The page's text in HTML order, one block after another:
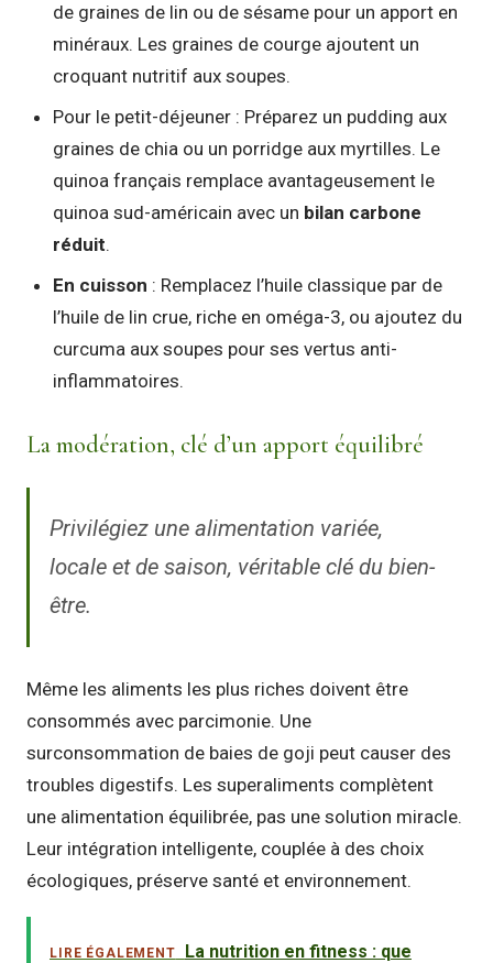
de graines de lin ou de sésame pour un apport en
minéraux. Les graines de courge ajoutent un
croquant nutritif aux soupes.
Pour le petit-déjeuner : Préparez un pudding aux
graines de chia ou un porridge aux myrtilles. Le
quinoa français remplace avantageusement le
quinoa sud-américain avec un bilan carbone
réduit.
En cuisson : Remplacez l’huile classique par de
l’huile de lin crue, riche en oméga-3, ou ajoutez du
curcuma aux soupes pour ses vertus anti-
inflammatoires.
La modération, clé d’un apport équilibré
Privilégiez une alimentation variée,
locale et de saison, véritable clé du bien-
être.
Même les aliments les plus riches doivent être
consommés avec parcimonie. Une
surconsommation de baies de goji peut causer des
troubles digestifs. Les superaliments complètent
une alimentation équilibrée, pas une solution miracle.
Leur intégration intelligente, couplée à des choix
écologiques, préserve santé et environnement.
LIRE ÉGALEMENT
La nutrition en fitness : que